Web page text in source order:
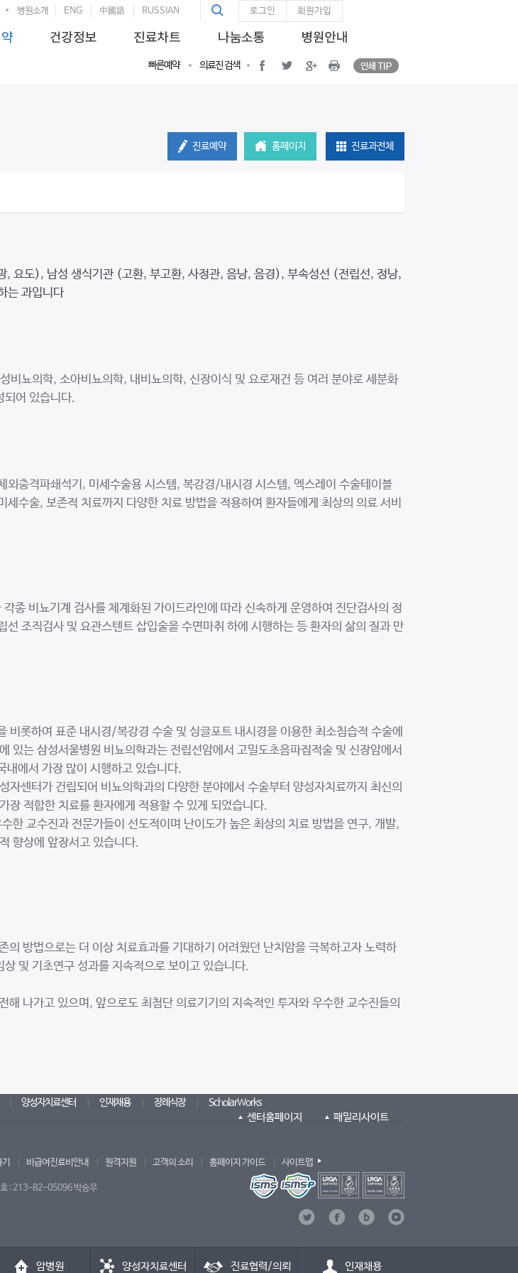
병원소개 ENG 中國語 RUSSIAN 통합검색로그인 회원가입
프린트
facebook
twitter google plus
빠른예약 의료진 검색
암병원 양성자치료센터 진료협력/의뢰 인재채용
facebooktwittergoogle plus
홈페이지
진료예약 진료과전체
, 요도), 남성 생식기관 (고환, 부고환, 사정관, 음낭, 음경), 부속성선 (전립선, 정낭,
는 과입니다
비뇨의학, 소아비뇨의학, 내비뇨의학, 신장이식 및 요로재건 등 여러 분야로 세분화
되어 있습니다.
충격파쇄석기, 미세수술용 시스템, 복강경/내시경 시스템, 엑스레이 수술테이블
수술, 보존적 치료까지 다양한 치료 방법을 적용하여 환자들에게 최상의 의료 서비
비뇨기계 검사를 체계화된 가이드라인에 따라 신속하게 운영하여 진단검사의 정
조직검사 및 요관스텐트 삽입술을 수면마취 하에 시행하는 등 환자의 삶의 질과 만
비롯하여 표준 내시경/복강경 수술 및 싱글포트 내시경을 이용한 최소침습적 수술에
있는 삼성서울병원 비뇨의학과는 전립선암에서 고밀도초음파집적술 및 신장암에서
내에서 가장 많이 시행하고 있습니다.
자센터가 건립되어 비뇨의학과의 다양한 분야에서 수술부터 양성자치료까지 최신의
장 적합한 치료를 환자에게 적용할 수 있게 되었습니다.
한 교수진과 전문가들이 선도적이며 난이도가 높은 최상의 치료 방법을 연구, 개발,
향상에 앞장서고 있습니다.
방법으로는 더 이상 치료효과를 기대하기 어려웠던 난치암을 극복하고자 노력하
및 기초연구 성과를 지속적으로 보이고 있습니다.
나가고 있으며, 앞으로도 최첨단 의료기기의 지속적인 투자와 우수한 교수진들의
양성자치료센터 인재채용 장례식장 ScholarWorks
센터홈페이지 패밀리사이트
비급여진료비안내 원격지원 고객의 소리 홈페이지 가이드 사이트맵
호 : 213-82-05096 박승우